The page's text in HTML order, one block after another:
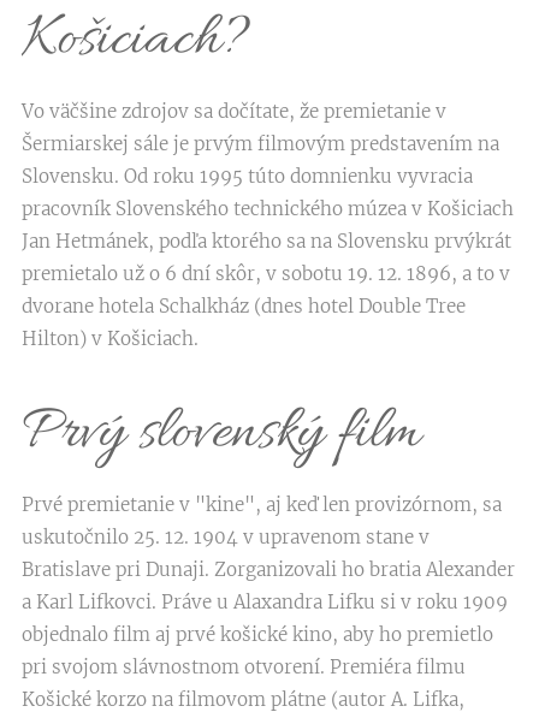
Košiciach?
Vo väčšine zdrojov sa dočítate, že premietanie v
Šermiarskej sále je prvým filmovým predstavením na
Slovensku. Od roku 1995 túto domnienku vyvracia
pracovník Slovenského technického múzea v Košiciach
Jan Hetmánek, podľa ktorého sa na Slovensku prvýkrát
premietalo už o 6 dní skôr, v sobotu 19. 12. 1896, a to v
dvorane hotela Schalkház (dnes hotel Double Tree
Hilton) v Košiciach.
Prvý slovenský film
Prvé premietanie v "kine", aj keď len provizórnom, sa
uskutočnilo 25. 12. 1904 v upravenom stane v
Bratislave pri Dunaji. Zorganizovali ho bratia Alexander
a Karl Lifkovci. Práve u Alaxandra Lifku si v roku 1909
objednalo film aj prvé košické kino, aby ho premietlo
pri svojom slávnostnom otvorení. Premiéra filmu
Košické korzo na filmovom plátne (autor A. Lifka,